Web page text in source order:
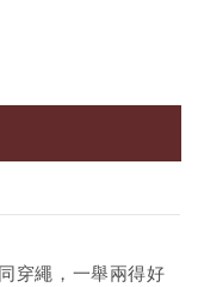
穿繩，一舉兩得好